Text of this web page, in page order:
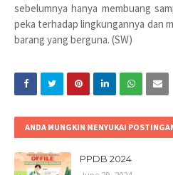
sebelumnya hanya membuang
peka terhadap lingkungannya dan
barang yang berguna. (SW)
ANDA MUNGKIN MENYUKAI
PPDB 2024